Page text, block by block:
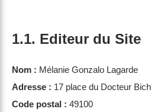
1.1. Editeur du Site
Nom : Mélanie Gonzalo Lagarde
Adresse : 17 place du Docteur
Code postal : 49100